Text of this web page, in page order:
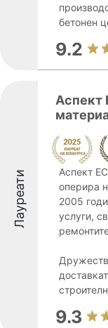
бетонен
9.2
Лауреати
Аспект
Аспект
оперира
2005
услуги,
9.3